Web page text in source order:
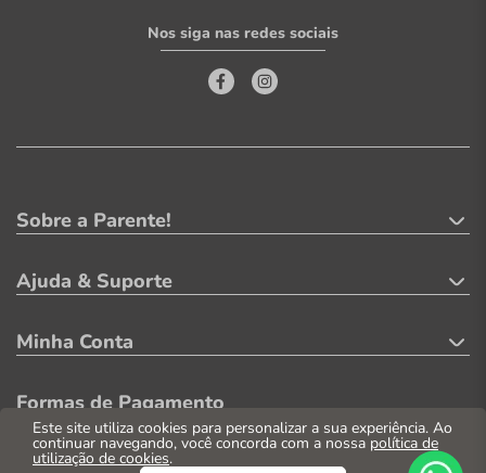
Este site utiliza cookies para personalizar a sua experiência. Ao
continuar navegando, você concorda com a nossapolítica de
utilização de cookies.
Nos siga nas redes sociais
Sobre a Parente!
Ajuda & Suporte
Minha Conta
Formas de Pagamento